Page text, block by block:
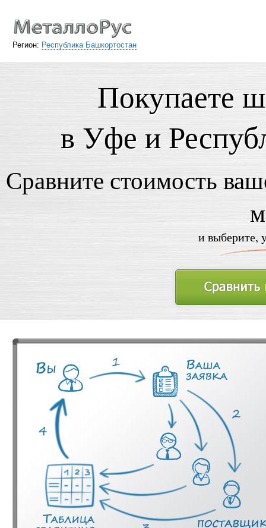
Регион: Республика Башкортостан
Покупаете
в Уфе и
Сравните стоимость
и выберите,